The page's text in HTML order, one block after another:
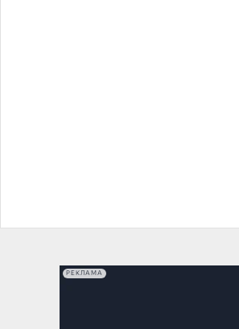
РЕКЛАМА